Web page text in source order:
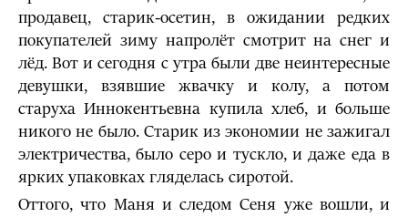
продавец, старик-осетин, в ожидании редких
покупателей зиму напролёт смотрит на снег и
лёд. Вот и сегодня с утра были две неинтересные
девушки, взявшие жвачку и колу, а потом
старуха Иннокентьевна купила хлеб, и больше
никого не было. Старик из экономии не зажигал
электричества, было серо и тускло, и даже еда в
ярких упаковках гляделась сиротой.
Оттого, что Маня и следом Сеня уже вошли, и